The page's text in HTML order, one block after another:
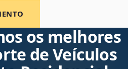
os melhores
de Veículos